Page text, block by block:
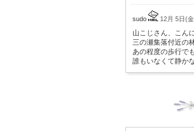
sudo 12月 5日(
山こじさん、こん
三の瀬集落付近の
あの程度の歩行で
誰もいなくて静か